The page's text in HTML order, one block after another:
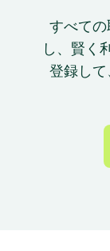
すべて
し、賢く
登録し